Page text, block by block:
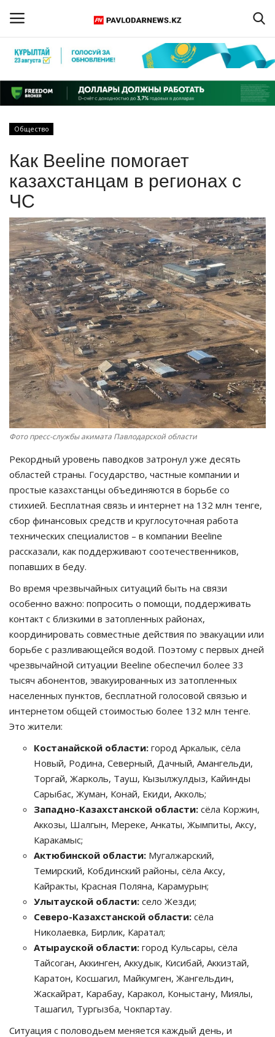
Регистрация
Главная
КАЗАХСТАН
МИР
СПЕЦПРОЕКТЫ
СПОРТ
Чек-лист
РАЗВЛЕЧЕНИЯ
OFFICIAL
Курултай
Язык
Қазақша Русский
Общество
Как Beeline помогает
казахстанцам в регионах с
ЧС
Фото пресс-службы акимата Павлодарской области
Рекордный уровень паводков затронул уже десять
областей страны. Государство, частные компании и
простые казахстанцы объединяются в борьбе со
стихией. Бесплатная связь и интернет на 132 млн тенге,
сбор финансовых средств и круглосуточная работа
технических специалистов – в компании Beeline
рассказали, как поддерживают соотечественников,
попавших в беду.
Во время чрезвычайных ситуаций быть на связи
особенно важно: попросить о помощи, поддерживать
контакт с близкими в затопленных районах,
координировать совместные действия по эвакуации или
борьбе с разливающейся водой. Поэтому с первых дней
чрезвычайной ситуации Beeline обеспечил более 33
тысяч абонентов, эвакуированных из затопленных
населенных пунктов, бесплатной голосовой связью и
интернетом общей стоимостью более 132 млн тенге.
Это жители:
Костанайской области: город Аркалык, сёла
Новый, Родина, Северный, Дачный, Амангельди,
Торгай, Жарколь, Тауш, Кызылжулдыз, Кайинды
Сарыбас, Жуман, Конай, Екиди, Акколь;
Западно-Казахстанской области: сёла Коржин,
Аккозы, Шалгын, Мереке, Анкаты, Жымпиты, Аксу,
Каракамыс;
Актюбинской области: Мугалжарский,
Темирский, Кобдинский районы, сёла Аксу,
Кайракты, Красная Поляна, Карамурын;
Улытауской области: село Жезди;
Северо-Казахстанской области: сёла
Николаевка, Бирлик, Каратал;
Атырауской области: город Кульсары, сёла
Тайсоган, Аккинген, Аккудык, Кисибай, Аккизтай,
Каратон, Косшагил, Майкумген, Жангельдин,
Жаскайрат, Карабау, Каракол, Коныстану, Миялы,
Ташагил, Тургызба, Чокпартау.
Ситуация с половодьем меняется каждый день, и